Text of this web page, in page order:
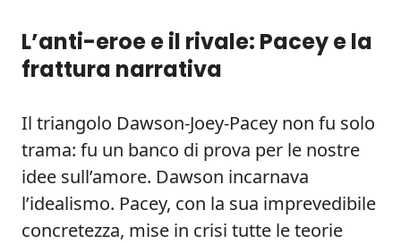
L’anti-eroe e il rivale: Pacey e la
frattura narrativa
Il triangolo Dawson-Joey-Pacey non fu solo
trama: fu un banco di prova per le nostre
idee sull’amore. Dawson incarnava
l’idealismo. Pacey, con la sua imprevedibile
concretezza, mise in crisi tutte le teorie